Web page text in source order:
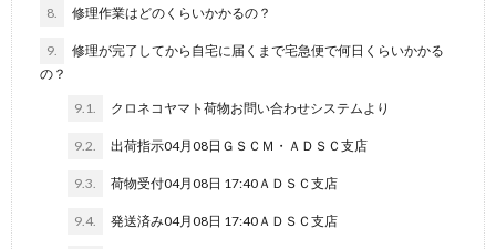
8. 修理作業はどのくらいかかるの？
9.
修理が完了してから自宅に届くまで宅急便で何日くらいかかる
の？
9.1. クロネコヤマト荷物お問い合わせシステムより
9.2. 出荷指示04月08日ＧＳＣＭ・ＡＤＳＣ支店
9.3. 荷物受付04月08日 17:40ＡＤＳＣ支店
9.4. 発送済み04月08日 17:40ＡＤＳＣ支店